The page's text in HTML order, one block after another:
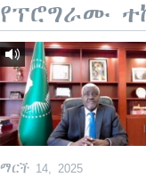
የፕሮግራሙ
ማርች 14, 2025